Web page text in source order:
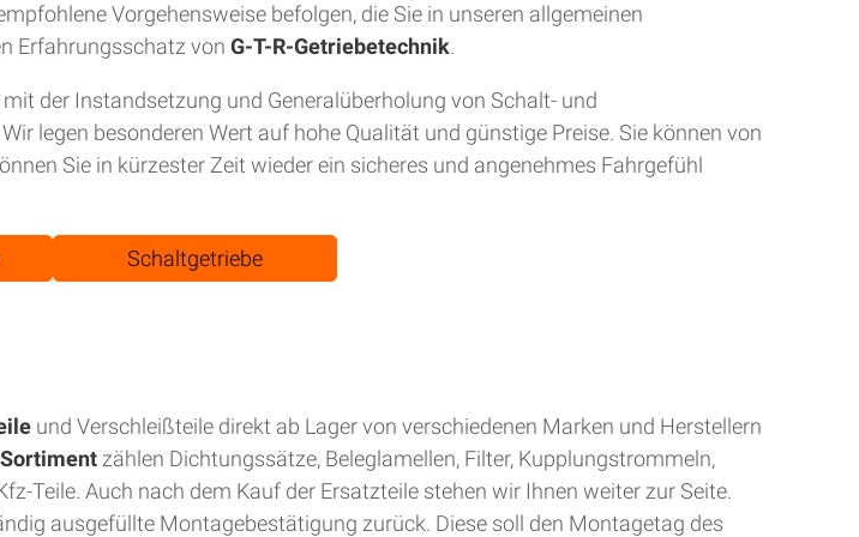
Vorgehensweise befolgen, die Sie in unseren allgemeinen
Erfahrungsschatz von G-T-R-Getriebetechnik.
der Instandsetzung und Generalüberholung von Schalt- und
legen besonderen Wert auf hohe Qualität und günstige Preise. Sie können von
Sie in kürzester Zeit wieder ein sicheres und angenehmes Fahrgefühl
Schaltgetriebe
und Verschleißteile direkt ab Lager von verschiedenen Marken und Herstellern
Sortiment zählen Dichtungssätze, Beleglamellen, Filter, Kupplungstrommeln,
Teile. Auch nach dem Kauf der Ersatzteile stehen wir Ihnen weiter zur Seite.
ausgefüllte Montagebestätigung zurück. Diese soll den Montagetag des